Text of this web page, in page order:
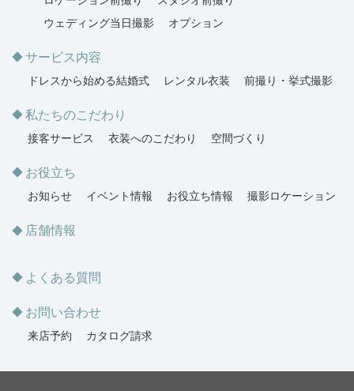
ウェディング当日撮影
オプション
サービス内容
ドレスから始める結婚式 レンタル衣装 前撮り・挙式撮影
私たちのこだわり
接客サービス 衣装へのこだわり 空間づくり
お役立ち
お知らせ イベント情報 お役立ち情報 撮影ロケーション
店舗情報
よくある質問
お問い合わせ
来店予約 カタログ請求